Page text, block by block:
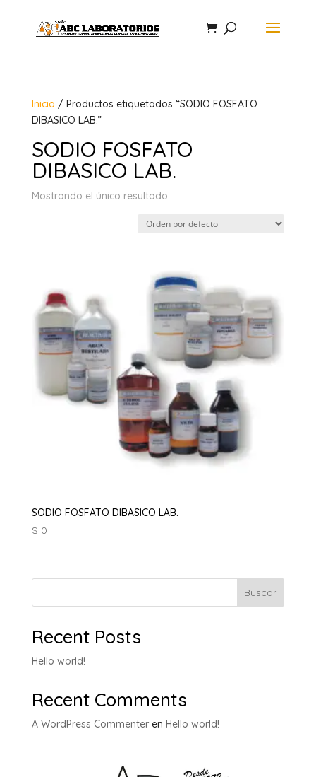
Inicio / Productos etiquetados “SODIO FOSFATO
DIBASICO LAB.”
SODIO FOSFATO
DIBASICO LAB.
Mostrando el único resultado
SODIO FOSFATO DIBASICO LAB.
$ 0
Buscar
Recent Posts
Hello world!
Recent Comments
A WordPress Commenteren Hello world!